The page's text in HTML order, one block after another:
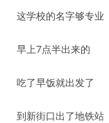
这学校的名字够专业
早上7点半出来的
吃了早饭就出发了
到新街口出了地铁站